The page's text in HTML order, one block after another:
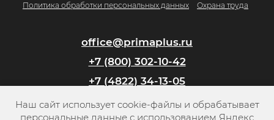
Политика обработки персональных данных
Охрана труда
office@primaplus.ru
+7 (800) 302-10-42
+7 (4822) 34-13-05
Заказать обратный звонок
Наш сайт использует cookie-файлы и обрабатывает
персональные данные с использованием Яндекс